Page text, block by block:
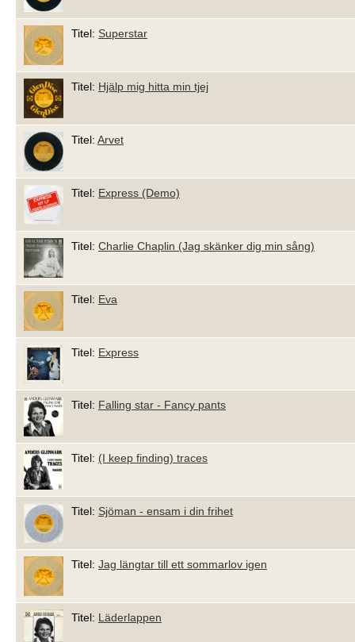
Titel: Superstar
Titel: Hjälp mig hitta min tjej
Titel: Arvet
Titel: Express (Demo)
Titel: Charlie Chaplin (Jag skänker dig min sång)
Titel: Eva
Titel: Express
Titel: Falling star - Fancy pants
Titel: (I keep finding) traces
Titel: Sjöman - ensam i din frihet
Titel: Jag längtar till ett sommarlov igen
Titel: Läderlappen